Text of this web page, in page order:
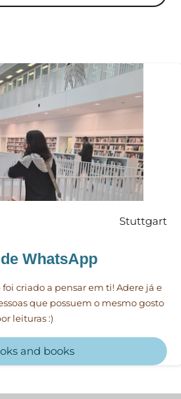
Stuttgart
WhatsApp
criado a pensar em ti! Adere já e
que possuem o mesmo gosto
leituras :)
and books